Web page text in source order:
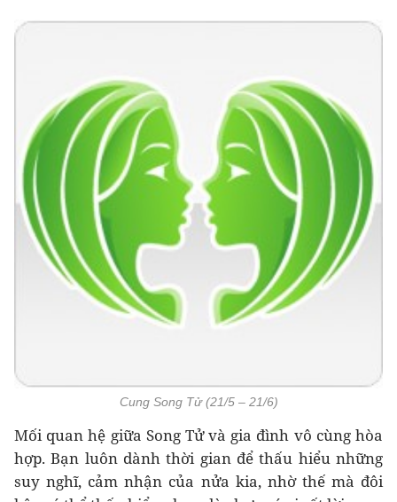
Cung Song Tử (21/5 – 21/6)
Mối quan hệ giữa Song Tử và gia đình vô cùng hòa
hợp. Bạn luôn dành thời gian để thấu hiểu những
suy nghĩ, cảm nhận của nửa kia, nhờ thế mà đôi